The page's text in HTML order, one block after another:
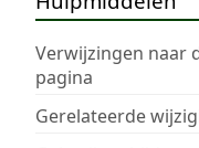
Verwijzingen naar
pagina
Gerelateerde